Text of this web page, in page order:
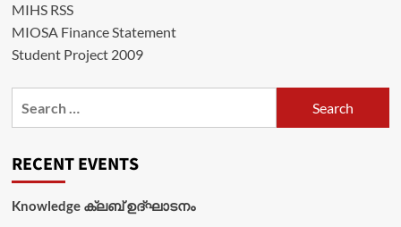
MIHS RSS
MIOSA Finance Statement
Student Project 2009
RECENT EVENTS
Knowledge ക്ലബ് ഉദ്‌ഘാടനം